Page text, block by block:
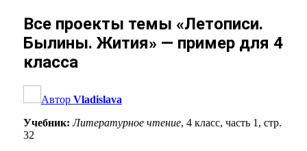
Все проекты темы «Летописи.
Былины. Жития» — пример для 4
класса
Автор Vladislava
Учебник: Литературное чтение, 4 класс, часть 1, стр.
32